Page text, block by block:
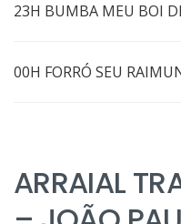
23H BUMBA MEU BOI
00H FORRÓ SEU
ARRAIAL